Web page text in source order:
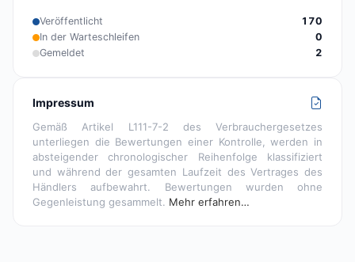
Veröffentlicht
170
In der Warteschleifen
0
Gemeldet
2
Impressum
Gemäß Artikel L111-7-2 des Verbrauchergesetzes
unterliegen die Bewertungen einer Kontrolle, werden in
absteigender chronologischer Reihenfolge klassifiziert
und während der gesamten Laufzeit des Vertrages des
Händlers aufbewahrt. Bewertungen wurden ohne
Gegenleistung gesammelt. Mehr erfahren…